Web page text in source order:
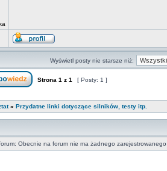
Wyświetl posty nie starsze niż:
Strona 1 z 1 [ Posty: 1 ]
» Przydatne linki dotyczące silników, testy itp.
Obecnie na forum nie ma żadnego